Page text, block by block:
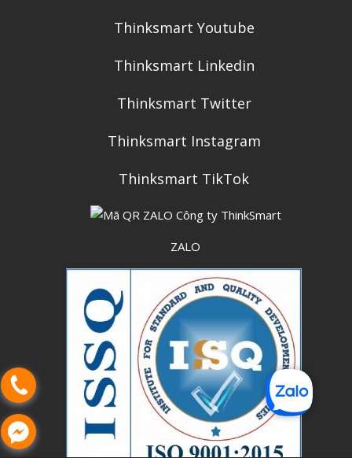
Thinksmart Youtube
Thinksmart Linkedin
Thinksmart Twitter
Thinksmart Instagram
Thinksmart TikTok
ZALO